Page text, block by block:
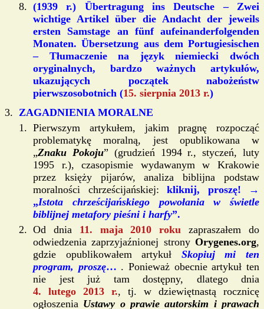
(1939 r.) Übertragung ins Deutsche – Zwei
wichtige Artikel über die Andacht der jeweils
ersten Samstage an fünf aufeinanderfolgenden
Monaten. Übersetzung aus dem Portugiesischen
– Tłumaczenie na język niemieckidwóch
oryginalnych, bardzo ważnych artykułów,
ukazujących początek nabożeństw
pierwszosobotnich (15. sierpnia 2013 r.)
ZAGADNIENIA MORALNE
Pierwszym artykułem, jakim pragnę rozpocząć
problematykę moralną, jest opublikowana w
„Znaku Pokoju” (grudzień 1994 r., styczeń, luty
1995 r.), czasopismie wydawanym w Krakowie
przez księży pijarów, analiza biblijna podstaw
moralności chrześcijańskiej: kliknij, proszę! →
„Istota chrześcijańskiego powołania w świetle
biblijnej metafory pieśni i harfy”.
Od dnia 11. maja 2010 roku zapraszałem do
odwiedzenia zaprzyjaźnionej strony Orygenes.org,
gdzie opublikowałem artykuł Skopiuj mi ten
program, proszę… . Ponieważ obecnie artykuł ten
nie jest już tam dostępny, dlatego dnia
4. lutego 2013 r., tj. w dziewiętnastą rocznicę
ogłoszenia Ustawy o prawie autorskim i prawach